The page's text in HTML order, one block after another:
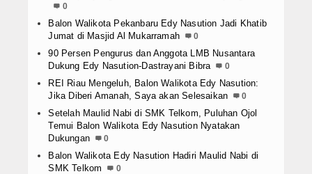
0
Balon Walikota Pekanbaru Edy Nasution Jadi Khatib
Jumat di Masjid Al Mukarramah
0
90 Persen Pengurus dan Anggota LMB Nusantara
Dukung Edy Nasution-Dastrayani Bibra
0
REI Riau Mengeluh, Balon Walikota Edy Nasution:
Jika Diberi Amanah, Saya akan Selesaikan
0
Setelah Maulid Nabi di SMK Telkom, Puluhan Ojol
Temui Balon Walikota Edy Nasution Nyatakan
Dukungan
0
Balon Walikota Edy Nasution Hadiri Maulid Nabi di
SMK Telkom
0